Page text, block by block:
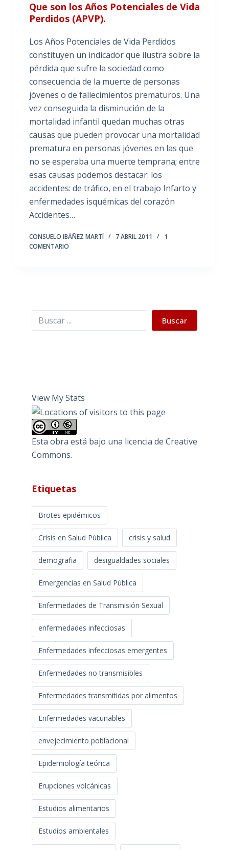
Que son los Años Potenciales de Vida
Perdidos (APVP).
Los Años Potenciales de Vida Perdidos
constituyen un indicador que ilustra sobre la
pérdida que sufre la sociedad como
consecuencia de la muerte de personas
jóvenes o de fallecimientos prematuros. Una
vez conseguida la disminución de la
mortalidad infantil quedan muchas otras
causas que pueden provocar una mortalidad
prematura en personas jóvenes en las que
no se esperaba una muerte temprana; entre
esas causas podemos destacar: los
accidentes: de tráfico, en el trabajo Infarto y
enfermedades isquémicas del corazón
Accidentes…
CONSUELO IBÁÑEZ MARTÍ 7 ABRIL 2011
1
COMENTARIO
Buscar Buscar
View My Stats
Esta obra está bajo una licencia de Creative
Commons.
Etiquetas
Brotes epidémicos
Crisis en Salud Pública crisis y salud
demografia desigualdades sociales
Emergencias en Salud Pública
Enfermedades de Transmisión Sexual
enfermedades infecciosas
Enfermedades infecciosas emergentes
Enfermedades no transmisibles
Enfermedades transmitidas por alimentos
Enfermedades vacunables
envejecimiento poblacional
Epidemiología teórica
Erupciones volcánicas
Estudios alimentarios
Estudios ambientales